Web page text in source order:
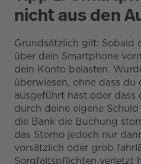
nicht aus den
Grundsätzlich gilt: Sobald
über dein Smartphone
dein Konto belasten.
überwiesen, ohne dass du
ausgeführt hast oder
durch deine eigene
die Bank die Buchung
das Storno jedoch nur
vorsätzlich oder grob
Sorgfaltspflichten verletzt